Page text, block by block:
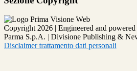
Copyright 2026 | Engineered and
Parma S.p.A. | Divisione Publishing &
Disclaimer trattamento dati personali